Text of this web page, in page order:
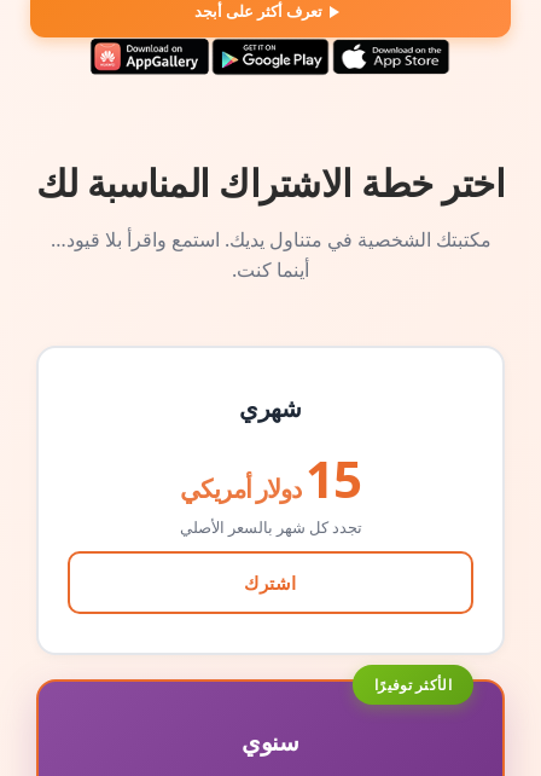
تعرف أكثر على أبجد
اختر خطة الاشتراك المناسبة لك
مكتبتك الشخصية في متناول يديك. استمع واقرأ بلا قيود…
أينما كنت.
شهري
15 دولار أمريكي
تجدد كل شهر بالسعر الأصلي
اشترك
الأكثر توفيرًا
سنوي